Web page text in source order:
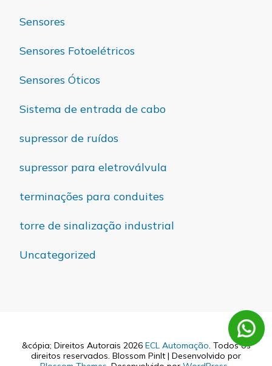
Sensores
Sensores Fotoelétricos
Sensores Óticos
Sistema de entrada de cabo
supressor de ruídos
supressor para eletroválvula
terminações para conduites
torre de sinalização industrial
Uncategorized
&cópia; Direitos Autorais 2026 ECL Automação. Todos os
direitos reservados. Blossom PinIt | Desenvolvido por